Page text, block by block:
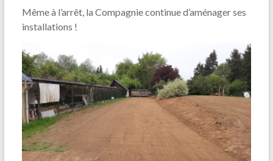
Même à l’arrêt, la Compagnie continue d’aménager ses
installations !